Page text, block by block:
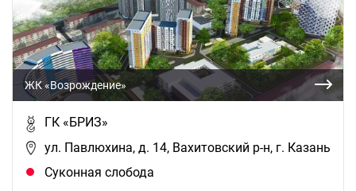
ЖК «Возрождение»
ГК «БРИЗ»
ул. Павлюхина, д. 14, Вахитовский р-н, г. Казань
Суконная слобода